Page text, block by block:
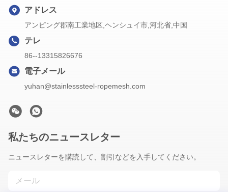
アドレス
アンピング郡南工業地区,ヘンシュイ市,河北省,中国
テレ
86--13315826676
電子メール
yuhan@stainlesssteel-ropemesh.com
私たちのニュースレター
ニュースレターを購読して、割引などを入手してください。